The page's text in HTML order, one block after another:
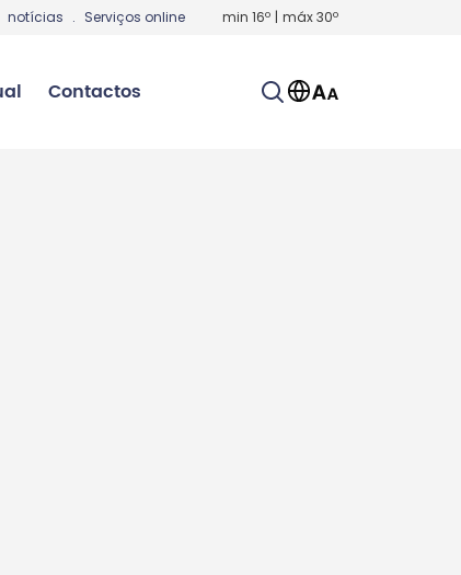
notícias . Serviços online min 16º | máx30º
Contactos